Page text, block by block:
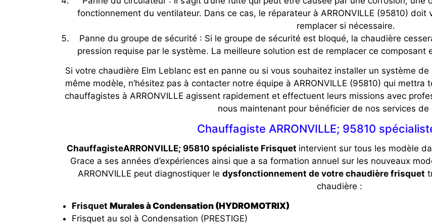
fonctionnement du ventilateur. Dans ce cas, le réparateur à ARRONVILLE (95810)
remplacer si nécessaire.
Panne du groupe de sécurité : Si le groupe de sécurité est bloqué, la chaudière
pression requise par le système. La meilleure solution est de remplacer ce composant
Si votre chaudière Elm Leblanc est en panne ou si vous souhaitez installer un système
même modèle, n’hésitez pas à contacter notre équipe à ARRONVILLE (95810) qui
chauffagistes à ARRONVILLE agissent rapidement et effectuent leurs missions avec
nous maintenant pour bénéficier de nos services de
Chauffagiste ARRONVILLE; 95810
ChauffagisteARRONVILLE; 95810 spécialiste Frisquet intervient sur tous les modèle
Grace a ses années d’expériences ainsi que a sa formation annuel sur les nouveaux
ARRONVILLE peut diagnostiquer le dysfonctionnement de votre chaudière frisquet
chaudière :
Frisquet Murales à Condensation (HYDROMOTRIX)
Frisquet au sol à Condensation (PRESTIGE)